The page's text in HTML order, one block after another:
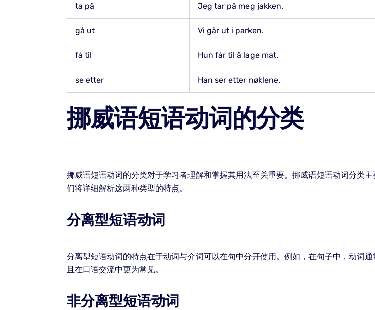
ta på Jeg tar på meg jakken.
gå ut Vi går ut i parken.
få til Hun får til å lage mat.
se etter Han ser etter nøklene.
挪威语短语动词的分类
挪威语短语动词的分类对于学习者理解和掌握其用法至关重要。挪威语短语动词分类
们将详细解析这两种类型的特点。
分离型短语动词
分离型短语动词的特点在于动词与介词可以在句中分开使用。例如，在句子中，动词
且在口语交流中更为常见。
非分离型短语动词